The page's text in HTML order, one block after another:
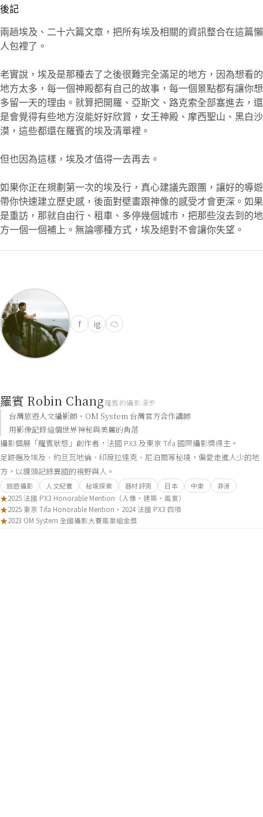
後記
兩趟埃及、二十六篇文章，把所有埃及相關的資訊整合在這篇懶
人包裡了。
老實說，埃及是那種去了之後很難完全滿足的地方，因為想看的
地方太多，每一個神殿都有自己的故事，每一個景點都有讓你想
多留一天的理由。就算把開羅、亞斯文、路克索全部塞進去，還
是會覺得有些地方沒能好好欣賞，女王神殿、摩西聖山、黑白沙
漠，這些都還在羅賓的埃及清單裡。
但也因為這樣，埃及才值得一去再去。
如果你正在規劃第一次的埃及行，真心建議先跟團，讓好的導遊
帶你快速建立歷史感，後面對壁畫跟神像的感受才會更深。如果
是重訪，那就自由行、租車、多停幾個城市，把那些沒去到的地
方一個一個補上。無論哪種方式，埃及絕對不會讓你失望。
f ig ☁
羅賓 Robin Chang羅賓的攝影漫步
台灣旅遊人文攝影師・OM System 台灣官方合作講師
用影像記錄這個世界神秘與美麗的角落
攝影個展「羅賓狀態」創作者，法國 PX3 及東京 Tifa 國際攝影獎得主。
足跡遍及埃及、約旦瓦地倫、印度拉達克、尼泊爾等秘境，偏愛走進人少的地
方，以鏡頭記錄異國的視野與人。
旅遊攝影 人文紀實 秘境探索 器材評測 日本 中東 非洲
★2025 法國 PX3 Honorable Mention（人像・建築・風景）
★2025 東京 Tifa Honorable Mention・2024 法國 PX3 四項
★2023 OM System 全國攝影大賽風景組金獎